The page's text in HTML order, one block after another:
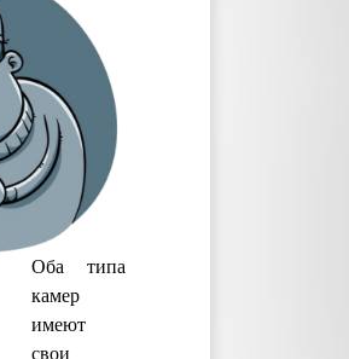
Оба типа
камер
имеют
свои